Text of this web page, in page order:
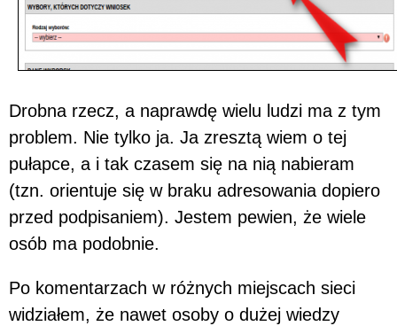
Drobna rzecz, a naprawdę wielu ludzi ma z tym
problem. Nie tylko ja. Ja zresztą wiem o tej
pułapce, a i tak czasem się na nią nabieram
(tzn. orientuje się w braku adresowania dopiero
przed podpisaniem). Jestem pewien, że wiele
osób ma podobnie.
Po komentarzach w różnych miejscach sieci
widziałem, że nawet osoby o dużej wiedzy